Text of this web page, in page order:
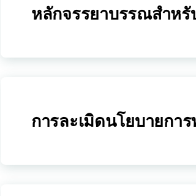
หลักจรรยาบรรณสำหรั
การละเมิดนโยบายกา